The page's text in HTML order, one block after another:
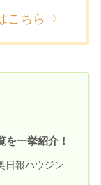
こちら⇒
を一挙紹介！
日報ハウジン